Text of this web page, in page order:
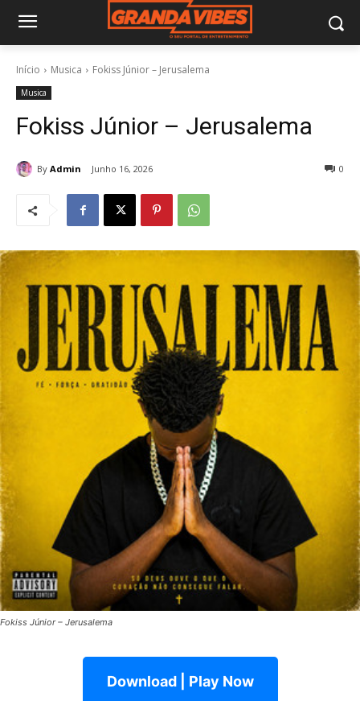
Início Musica Fokiss Júnior – Jerusalema
Musica
Fokiss Júnior – Jerusalema
By Admin Junho 16, 2026 0
Fokiss Júnior – Jerusalema
Download | Play Now